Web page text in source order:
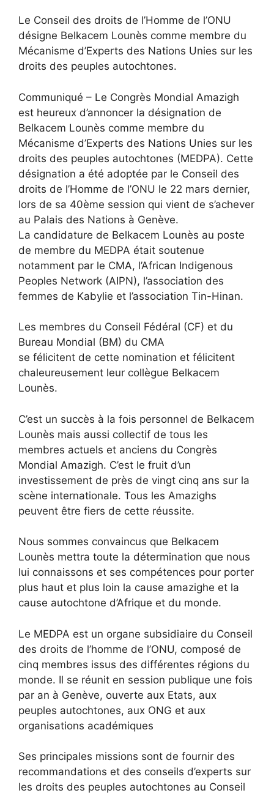
Le Conseil des droits de l’Homme de l’ONU
désigne Belkacem Lounès comme membre du
Mécanisme d’Experts des Nations Unies sur les
droits des peuples autochtones.
Communiqué – Le Congrès Mondial Amazigh
est heureux d’annoncer la désignation de
Belkacem Lounès comme membre du
Mécanisme d’Experts des Nations Unies sur les
droits des peuples autochtones (MEDPA). Cette
désignation a été adoptée par le Conseil des
droits de l’Homme de l’ONU le 22 mars dernier,
lors de sa 40ème session qui vient de s’achever
au Palais des Nations à Genève.
La candidature de Belkacem Lounès au poste
de membre du MEDPA était soutenue
notamment par le CMA, l’African Indigenous
Peoples Network (AIPN), l’association des
femmes de Kabylie et l’association Tin-Hinan.
Les membres du Conseil Fédéral (CF) et du
Bureau Mondial (BM) du CMA
se félicitent de cette nomination et félicitent
chaleureusement leur collègue Belkacem
Lounès.
C’est un succès à la fois personnel de Belkacem
Lounès mais aussi collectif de tous les
membres actuels et anciens du Congrès
Mondial Amazigh. C’est le fruit d’un
investissement de près de vingt cinq ans sur la
scène internationale. Tous les Amazighs
peuvent être fiers de cette réussite.
Nous sommes convaincus que Belkacem
Lounès mettra toute la détermination que nous
lui connaissons et ses compétences pour porter
plus haut et plus loin la cause amazighe et la
cause autochtone d’Afrique et du monde.
Le MEDPA est un organe subsidiaire du Conseil
des droits de l’homme de l’ONU, composé de
cinq membres issus des différentes régions du
monde. Il se réunit en session publique une fois
par an à Genève, ouverte aux Etats, aux
peuples autochtones, aux ONG et aux
organisations académiques
Ses principales missions sont de fournir des
recommandations et des conseils d’experts sur
les droits des peuples autochtones au Conseil